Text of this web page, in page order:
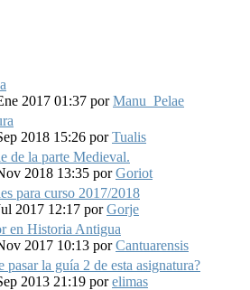
2017 01:37 porManu_Pelae
2018 15:26 porTualis
de la parte Medieval.
2018 13:35 porGoriot
para curso 2017/2018
2017 12:17 porGorje
en Historia Antigua
2017 10:13 porCantuarensis
pasar la guía 2 de esta asignatura?
2013 21:19 porelimas